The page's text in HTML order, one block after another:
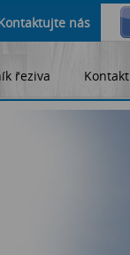
nás
řeziva Kontakt